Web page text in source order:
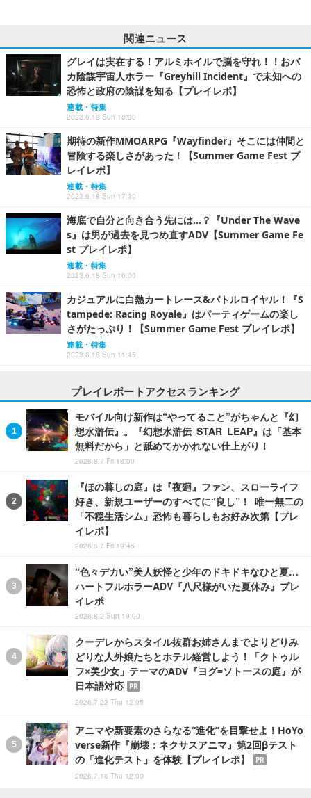
関連ニュース
グレイは実在する！アルミホイルで脳を守れ！！おバ
カ陰謀宇宙人ホラー『Greyhill Incident』で未知への
恐怖と政府の陰謀を知る【プレイレポ】
連載・特集
2023.6.18 Sun 18:30
期待の新作MMOARPG『Wayfinder』そこには仲間と
冒険する楽しさがあった！【Summer Game Fest プ
レイレポ】
連載・特集
2023.6.18 Sun 17:30
海底で自分と向き合う先には…？『Under The Wave
s』は男が過去を見つめ直すADV【Summer Game Fe
st プレイレポ】
連載・特集
2023.6.18 Sun 16:00
カジュアルに白熱カートレース&バトルロイヤル！『S
tampede: Racing Royale』はパーティゲームの楽し
さがたっぷり！【Summer Game Fest プレイレポ】
連載・特集
2023.6.18 Sun 11:45
プレイレポートアクセスランキング
モバイル向け新作は“やってること”がちゃんと『幻
想水滸伝』。『幻想水滸伝 STAR LEAP』は「基本
無料だから」と舐めてかかれない仕上がり！
2026.8.7 Fri 18:00
『ほの暮しの庭』は『夜廻』ファン、スローライフ
好き、新規ユーザーのすべてに“良し”！ 唯一無二の
「不穏生活シム」恐怖も暮らしもお好み次第【プレ
イレポ】
2026.8.7 Fri 19:45
“色々デカい”美人妖怪と少年のドキドキなひと夏…
ハートフルホラーADV『八尺様がいた夏休み』プレ
イレポ
2026.8.2 Sun 19:00
クーデレからスタイル抜群お姉さんまでよりどりみ
どりな人外娘たちとホテル経営しよう！「クトゥル
フ×美少女」テーマのADV『ヨグ=ソトースの庭』が
日本語対応
PR
2026.7.23 Thu 12:05
アニマや新要素のさらなる“進化”を目撃せよ！HoYo
verse新作『崩壊：ネクサスアニマ』第2回βテスト
の「進化テスト」を体験【プレイレポ】
PR
2026.7.16 Thu 12:00